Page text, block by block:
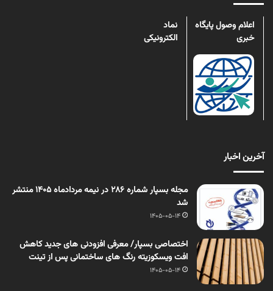
اعلام وصول پایگاه
خبری
نماد
الکترونیکی
آخرین اخبار
مجله بسپار شماره 286 در نیمه مردادماه 1405 منتشر
شد
1405-05-14
اختصاصی بسپار/ معرفی افزودنی های جدید کاهش
افت ویسکوزیته رنگ های ساختمانی پس از تینت
1405-05-14